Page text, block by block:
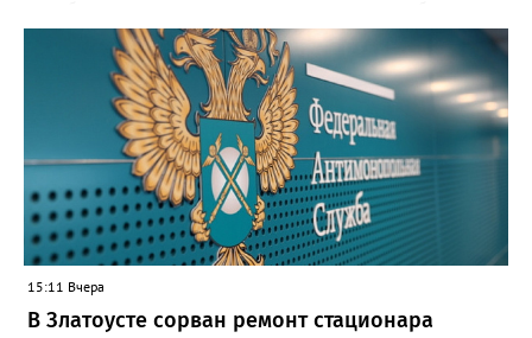
региональном министерстве образования. - Платформа ТОР
“Моя школа” объединит все школьные сервисы в единую
безопасную государственную экосистему. Предполагается, что
переход пройдёт максимально комфортно для пользователей».
Привычные функции - оценки, расписание, домашние задания,
связь с учителями, знакомые пользователям экосистемы
«Госуслуги Моя школа», не просто сохранятся, они будут
собраны в одном месте, подчеркнули в ведомстве. Причём в
этом случае переход на ТОР станет вообще незаметным.
15:11 Вчера
В Златоусте сорван ремонт стационара